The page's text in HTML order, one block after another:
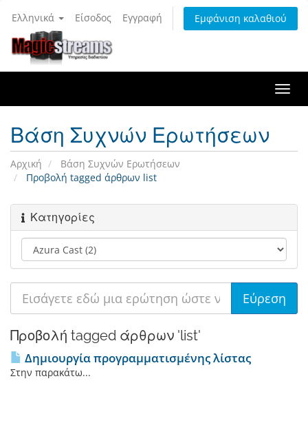
Ελληνικά Είσοδος Εγγραφή Εμφάνιση καλαθιού
Βάση Συχνών Ερωτήσεων
Αρχική
Βάση Συχνών Ερωτήσεων
Προβολή tagged άρθρων list
Κατηγορίες
Προβολή tagged άρθρων 'list'
Δημιουργία προγραμματισμένης λίστας
Στην παρακάτω...